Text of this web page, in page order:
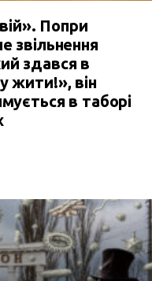
Попри
звільнення
здався в
жити!», він
в таборі